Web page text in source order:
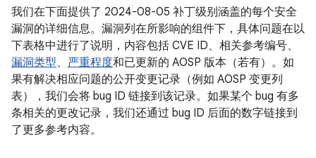
我们在下面提供了 2024-08-05 补丁级别涵盖的每个安全
漏洞的详细信息。漏洞列在所影响的组件下，具体问题在以
下表格中进行了说明，内容包括 CVE ID、相关参考编号、
漏洞类型、 严重程度和已更新的 AOSP 版本（若有）。如
果有解决相应问题的公开变更记录（例如 AOSP 变更列
表），我们会将 bug ID 链接到该记录。如果某个 bug 有多
条相关的更改记录，我们还通过 bug ID 后面的数字链接到
了更多参考内容。